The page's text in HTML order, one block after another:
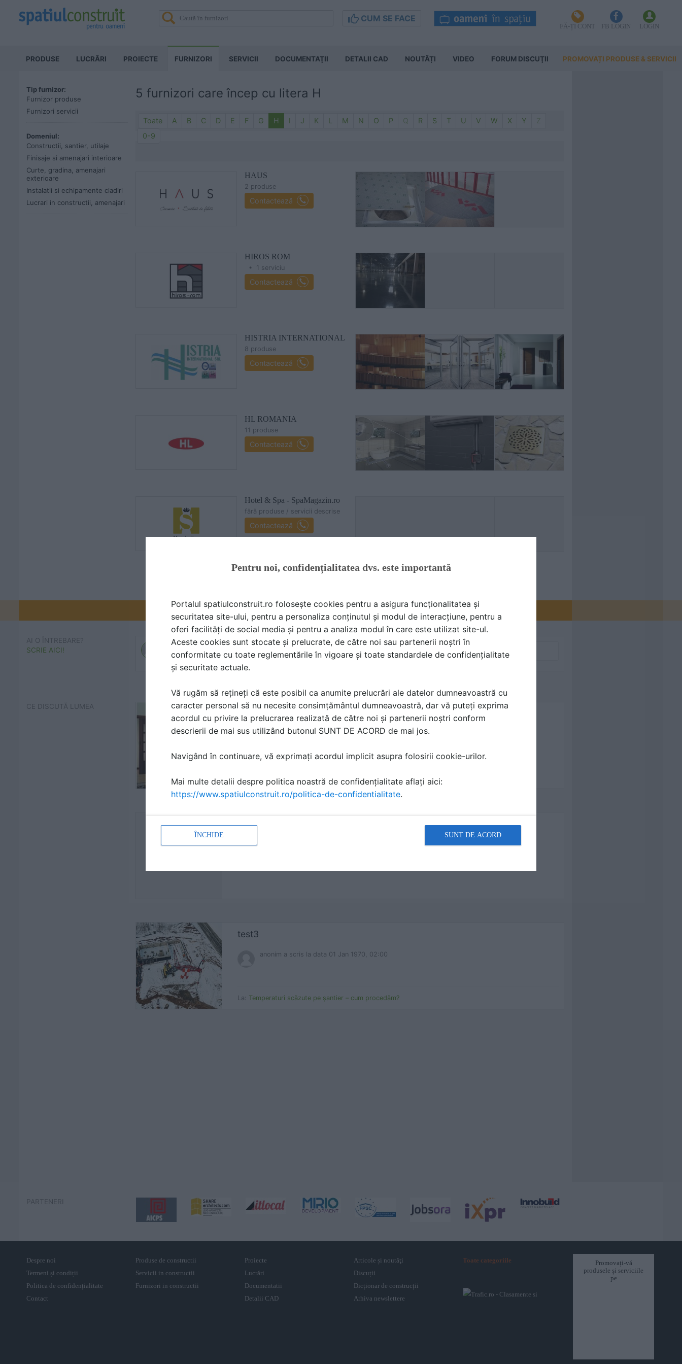
CUM SE FACE
FĂ-ȚI CONT FB LOGIN LOGIN
PRODUSE LUCRĂRI PROIECTE FURNIZORI SERVICII DOCUMENTAŢII DETALII CAD NOUTĂȚI VIDEO FORUM DISCUŢII PROMOVAȚI PRODUSE & SERVICII
Tip furnizor:
Furnizor produse
Furnizori servicii
Domeniul:
Constructii, santier, utilaje
Finisaje si amenajari interioare
Curte, gradina, amenajari
exterioare
Instalatii si echipamente cladiri
Lucrari in constructii, amenajari
5 furnizori care încep cu litera H
Toate A B C D E F G H I J K L M N O P Q R S T U V W X Y
Z
0-9
HAUS
2 produse
Contactează
HIROS ROM
• 1 serviciu
Contactează
HISTRIA INTERNATIONAL
8 produse
Contactează
HL ROMANIA
11 produse
Contactează
Hotel & Spa - SpaMagazin.ro
fără produse / servicii descrise
Contactează
Promovați-vă produsele și serviciile pe SpatiulConstruit.ro!
AI O ÎNTREBARE?
SCRIE AICI!
CE DISCUTĂ LUMEA
oferta de pret usi pliante
SC PROFOSERV SRLa scrisla data 16 Jun 2026, 13:13
La: Italbox executa la comanda usi pliante pe dimensiuni speciale
Proiectare cap-coada
la data 21 Apr 2026, 10:28
test3
anonim a scris la data 01 Jan 1970, 02:00
La: Temperaturi scăzute pe șantier – cum procedăm?
PARTENERI
Despre noi
Termeni și condiții
Politica de confidențialitate
Contact
Produse de constructii
Servicii in constructii
Furnizori in constructii
Proiecte
Lucrări
Documentatii
Detalii CAD
Articole și noutăţi
Discuții
Dicționar de construcții
Arhiva newslettere
Toate categoriile
Promovați-vă
produsele și serviciile
pe
Pentru noi, confidențialitatea dvs. este importantă
Portalul spatiulconstruit.ro folosește cookies pentru a asigura funcționalitatea și
securitatea site-ului, pentru a personaliza conținutul și modul de interacțiune, pentru a
oferi facilități de social media și pentru a analiza modul în care este utilizat site-ul.
Aceste cookies sunt stocate și prelucrate, de către noi sau partenerii noștri în
conformitate cu toate reglementările în vigoare și toate standardele de confidențialitate
și securitate actuale.
Vă rugăm să rețineți că este posibil ca anumite prelucrări ale datelor dumneavoastră cu
caracter personal să nu necesite consimțământul dumneavoastră, dar vă puteți exprima
acordul cu privire la prelucrarea realizată de către noi și partenerii noștri conform
descrierii de mai sus utilizând butonul SUNT DE ACORD de mai jos.
Navigând în continuare, vă exprimați acordul implicit asupra folosirii cookie-urilor.
Mai multe detalii despre politica noastră de confidențialitate aflați aici:
https://www.spatiulconstruit.ro/politica-de-confidentialitate.
ÎNCHIDE SUNT DE ACORD